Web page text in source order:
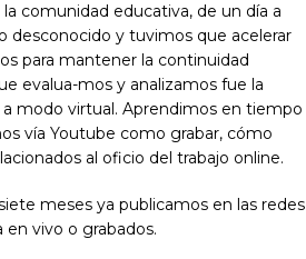
comunidad educativa, de un día a
desconocido y tuvimos que acelerar
para mantener la continuidad
evalua-mos y analizamos fue la
a modo virtual. Aprendimos en tiempo
vía Youtube como grabar, cómo
al oficio del trabajo online.
meses ya publicamos en las redes
vivo o grabados.